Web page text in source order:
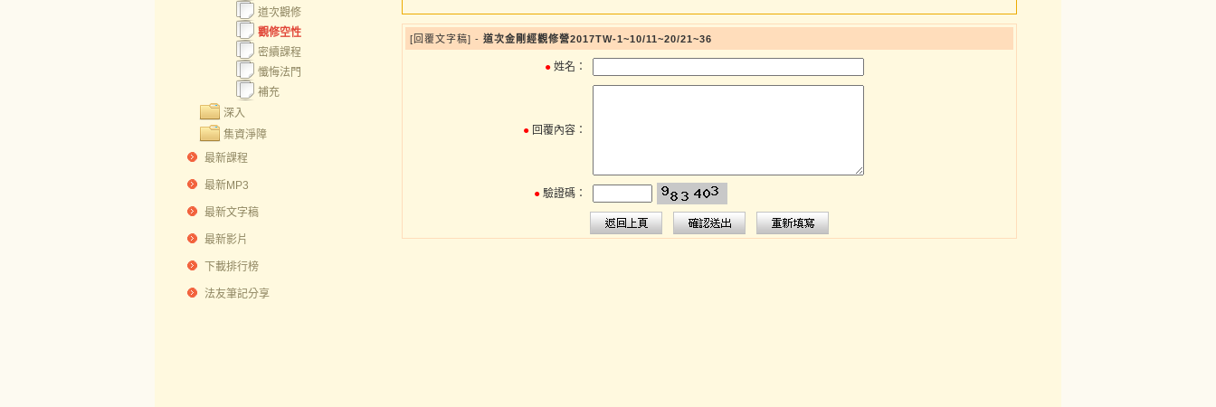
道次觀修
觀修空性
密續課程
懺悔法門
補充
深入
集資淨障
最新課程
最新MP3
最新文字稿
最新影片
下載排行榜
法友筆記分享
[回覆文字稿] - 道次金剛經觀修營2017TW-1~10/11~20/21~36
● 姓名：
● 回覆內容：
● 驗證碼：